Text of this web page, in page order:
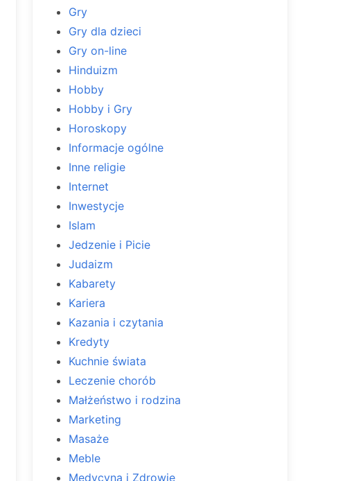
Gry
Gry dla dzieci
Gry on-line
Hinduizm
Hobby
Hobby i Gry
Horoskopy
Informacje ogólne
Inne religie
Internet
Inwestycje
Islam
Jedzenie i Picie
Judaizm
Kabarety
Kariera
Kazania i czytania
Kredyty
Kuchnie świata
Leczenie chorób
Małżeństwo i rodzina
Marketing
Masaże
Meble
Medycyna i Zdrowie